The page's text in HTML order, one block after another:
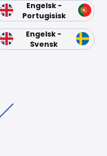
Engelsk -
Portugisisk
Engelsk -
Svensk